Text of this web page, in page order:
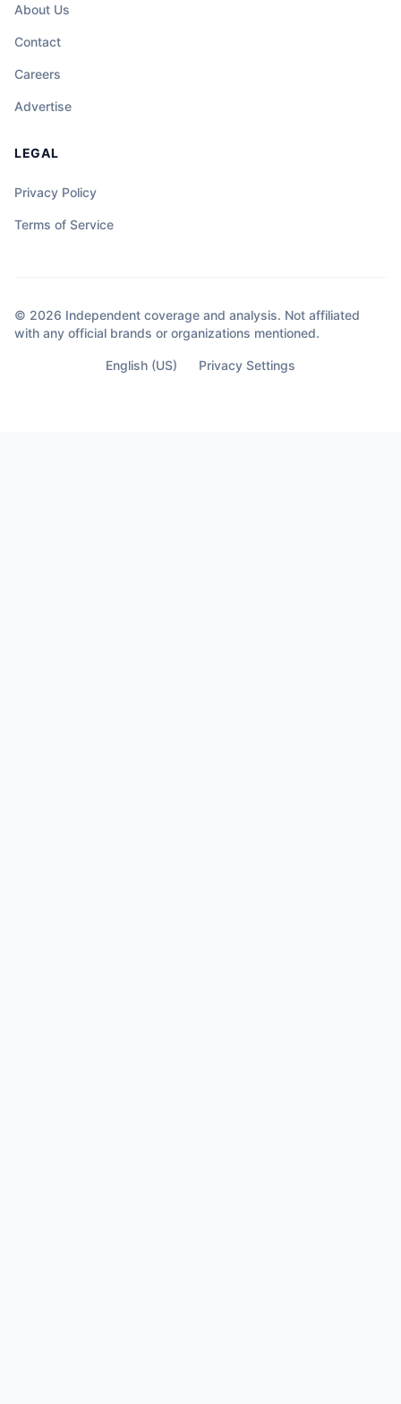
About Us
Contact
Careers
Advertise
LEGAL
Privacy Policy
Terms of Service
© 2026 Independent coverage and analysis. Not affiliated
with any official brands or organizations mentioned.
English (US) Privacy Settings